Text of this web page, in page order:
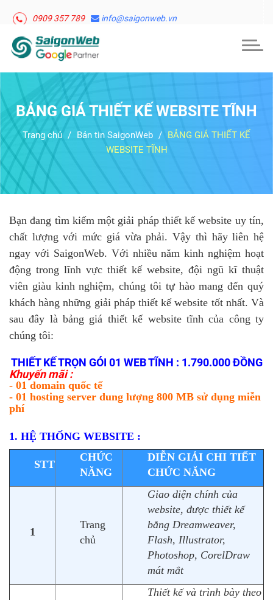
0909 357 789 info@saigonweb.vn
BẢNG GIÁ THIẾT KẾ WEBSITE TĨNH
Trang chủ Bản tin SaigonWeb
BẢNG GIÁ THIẾT KẾ
WEBSITE TĨNH
Bạn đang tìm kiếm một giải pháp thiết kế website uy tín,
chất lượng với mức giá vừa phải. Vậy thì hãy liên hệ
ngay với SaigonWeb. Với nhiều năm kinh nghiệm hoạt
động trong lĩnh vực thiết kế website, đội ngũ kĩ thuật
viên giàu kinh nghiệm, chúng tôi tự hào mang đến quý
khách hàng những giải pháp thiết kế website tốt nhất. Và
sau đây là bảng giá thiết kế website tĩnh của công ty
chúng tôi:
THIẾT KẾ TRỌN GÓI 01 WEB TĨNH : 1.790.000 ĐỒNG
Khuyến mãi :
- 01 domain quốc tế
- 01 hosting server dung lượng 800 MB sử dụng miễn
phí
1. HỆ THỐNG WEBSITE :
STT
CHỨC
NĂNG
DIỄN GIẢI CHI TIẾT
CHỨC NĂNG
1
Trang
chủ
Giao diện chính của
website, được thiết kế
bằng Dreamweaver,
Flash, Illustrator,
Photoshop, CorelDraw
mát mắt
Thiết kế và trình bày theo